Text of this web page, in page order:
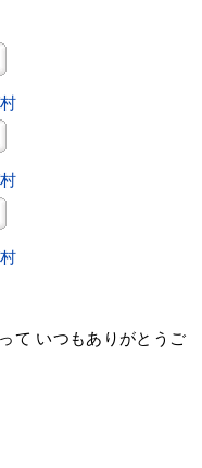
て いつもありがとうご